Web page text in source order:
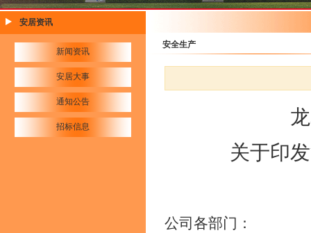
安居资讯
新闻资讯
安居大事
通知公告
招标信息
安全生产
关于印发
公司各部门：